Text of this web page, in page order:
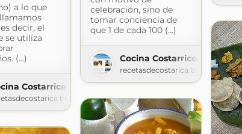
celebración, sino de
tomar conciencia de
que 1 de cada 100 (...)
Cocina Costarricense
recetasdecostarica.blogspot.com
a lo que
decir, el
se utiliza
(...)
Costarricense